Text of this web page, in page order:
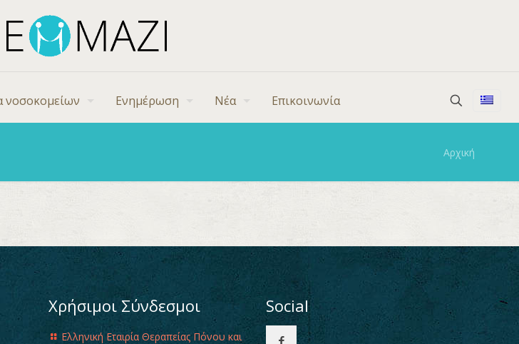
νοσοκομείων Ενημέρωση Νέα Επικοινωνία
Αρχική
Χρήσιμοι Σύνδεσμοι
Ελληνική Εταιρία Θεραπείας Πόνου και
Social